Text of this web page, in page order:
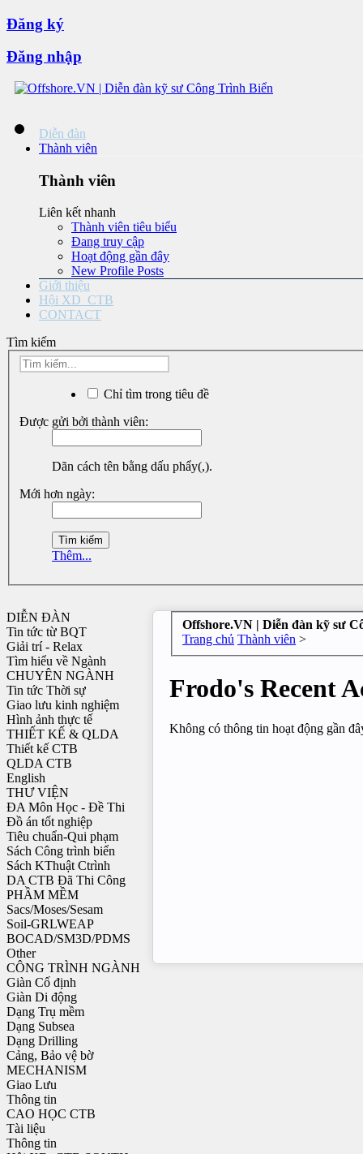
Đăng ký
Đăng nhập
Diễn đàn
Thành viên
Thành viên
Liên kết nhanh
Thành viên tiêu biểu
Đang truy cập
Hoạt động gần đây
New Profile Posts
Giới thiệu
Hội XD_CTB
CONTACT
Tìm kiếm
Chỉ tìm trong tiêu đề
Được gửi bởi thành viên:
Dãn cách tên bằng dấu phẩy(,).
Mới hơn ngày:
Thêm...
DIỄN ĐÀN
Tin tức từ BQT
Giải trí - Relax
Tìm hiểu về Ngành
CHUYÊN NGÀNH
Tin tức Thời sự
Giao lưu kinh nghiệm
Hình ảnh thực tế
THIẾT KẾ & QLDA
Thiết kế CTB
QLDA CTB
English
THƯ VIỆN
ĐA Môn Học - Đề Thi
Đồ án tốt nghiệp
Tiêu chuẩn-Qui phạm
Sách Công trình biển
Sách KThuật Ctrình
DA CTB Đã Thi Công
PHẦM MỀM
Sacs/Moses/Sesam
Soil-GRLWEAP
BOCAD/SM3D/PDMS
Other
CÔNG TRÌNH NGÀNH
Giàn Cố định
Giàn Di động
Dạng Trụ mềm
Dạng Subsea
Dạng Drilling
Cảng, Bảo vệ bờ
MECHANISM
Giao Lưu
Thông tin
CAO HỌC CTB
Tài liệu
Thông tin
Offshore.VN | Diễn đàn kỹ sư
Trang chủ Thành viên >
Frodo's Recent
Không có thông tin hoạt động gần